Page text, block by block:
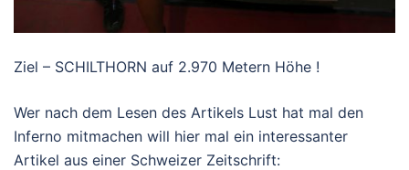
Ziel – SCHILTHORN auf 2.970 Metern Höhe !
Wer nach dem Lesen des Artikels Lust hat mal den
Inferno mitmachen will hier mal ein interessanter
Artikel aus einer Schweizer Zeitschrift: